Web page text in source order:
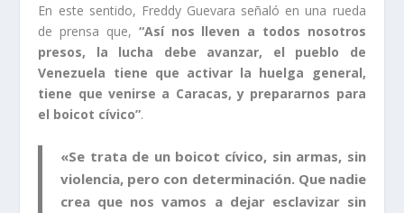
En este sentido, Freddy Guevara señaló en una rueda
de prensa que, “Así nos lleven a todos nosotros
presos, la lucha debe avanzar, el pueblo de
Venezuela tiene que activar la huelga general,
tiene que venirse a Caracas, y prepararnos para
el boicot cívico”.
«Se trata de un boicot cívico, sin armas, sin
violencia, pero con determinación. Que nadie
crea que nos vamos a dejar esclavizar sin